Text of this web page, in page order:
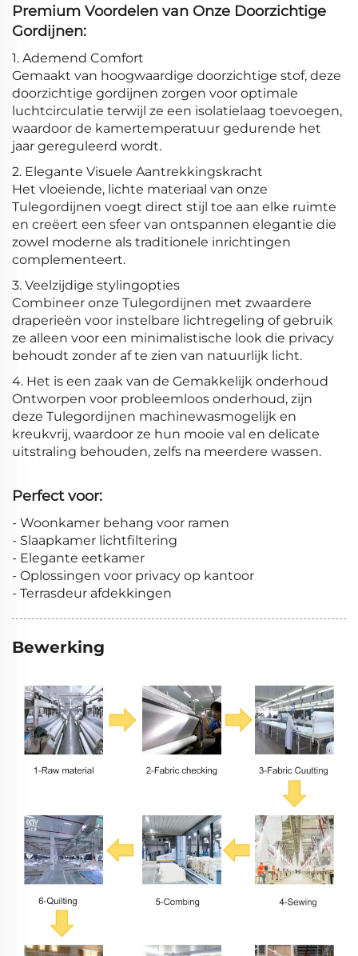
Premium Voordelen van Onze Doorzichtige
Gordijnen:
1. Ademend Comfort
Gemaakt van hoogwaardige doorzichtige stof, deze
doorzichtige gordijnen zorgen voor optimale
luchtcirculatie terwijl ze een isolatielaag toevoegen,
waardoor de kamertemperatuur gedurende het
jaar gereguleerd wordt.
2. Elegante Visuele Aantrekkingskracht
Het vloeiende, lichte materiaal van onze
Tulegordijnen voegt direct stijl toe aan elke ruimte
en creëert een sfeer van ontspannen elegantie die
zowel moderne als traditionele inrichtingen
complementeert.
3. Veelzijdige stylingopties
Combineer onze Tulegordijnen met zwaardere
draperieën voor instelbare lichtregeling of gebruik
ze alleen voor een minimalistische look die privacy
behoudt zonder af te zien van natuurlijk licht.
4. Het is een zaak van de Gemakkelijk onderhoud
Ontworpen voor probleemloos onderhoud, zijn
deze Tulegordijnen machinewasmogelijk en
kreukvrij, waardoor ze hun mooie val en delicate
uitstraling behouden, zelfs na meerdere wassen.
Perfect voor:
- Woonkamer behang voor ramen
- Slaapkamer lichtfiltering
- Elegante eetkamer
- Oplossingen voor privacy op kantoor
- Terrasdeur afdekkingen
Bewerking